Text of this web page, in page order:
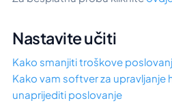
Nastavite učiti
Kako smanjiti troškove
Kako vam softver za
unaprijediti poslovanje